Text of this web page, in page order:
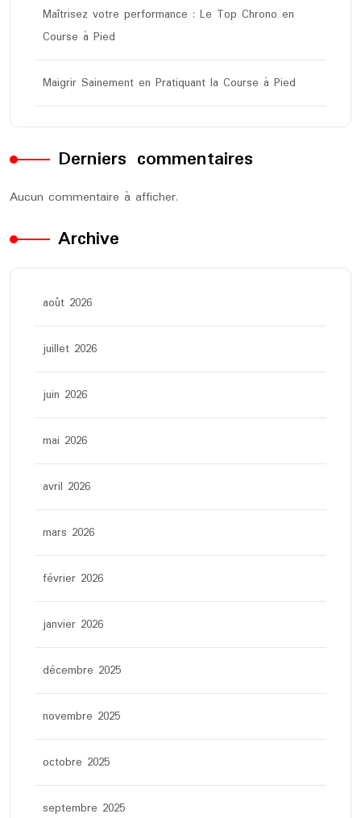
Maîtrisez votre performance : Le Top Chrono en
Course à Pied
Maigrir Sainement en Pratiquant la Course à Pied
Derniers commentaires
Aucun commentaire à afficher.
Archive
août 2026
juillet 2026
juin 2026
mai 2026
avril 2026
mars 2026
février 2026
janvier 2026
décembre 2025
novembre 2025
octobre 2025
septembre 2025